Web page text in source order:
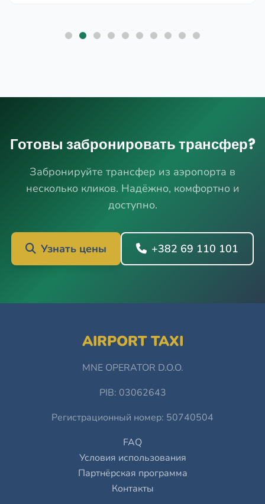
Готовы забронировать трансфер?
Забронируйте трансфер из аэропорта в
несколько кликов. Надёжно, комфортно и
доступно.
Узнать цены +382 69 110 101
AIRPORT TAXI
MNE OPERATOR D.O.O.
PIB: 03062643
Регистрационный номер: 50740504
FAQ
Условия использования
Партнёрская программа
Контакты